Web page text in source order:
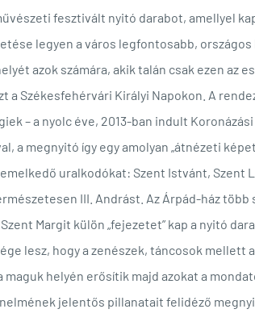
fesztivált nyitó darabot, amellyel
legyen a város legfontosabb,
azok számára, akik talán csak ezen az
a Székesfehérvári Királyi Napokon. A
– a nyolc éve, 2013-ban indult
a megnyitó így egy amolyan „átnézeti
uralkodókat: Szent Istvánt, Szent
III. Andrást. Az Árpád-ház
Margit külön „fejezetet” kap a nyitó
lesz, hogy a zenészek, táncosok mellett
maguk helyén erősítik majd azokat a
jelentős pillanatait felidéző